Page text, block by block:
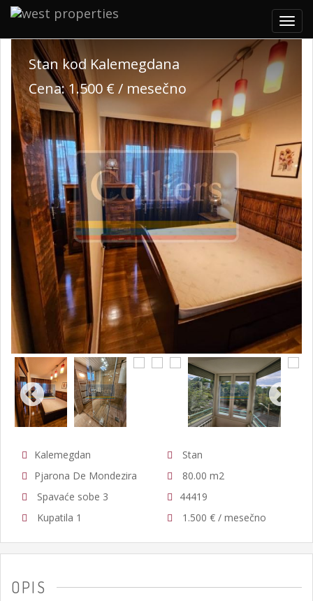
Stan kod Kalemegdana
Cena: 1.500 € / mesečno
Kalemegdan
Pjarona De Mondezira
Stan
80.00 m2
Spavaće sobe 3
Kupatila 1
44419
1.500 € / mesečno
OPIS